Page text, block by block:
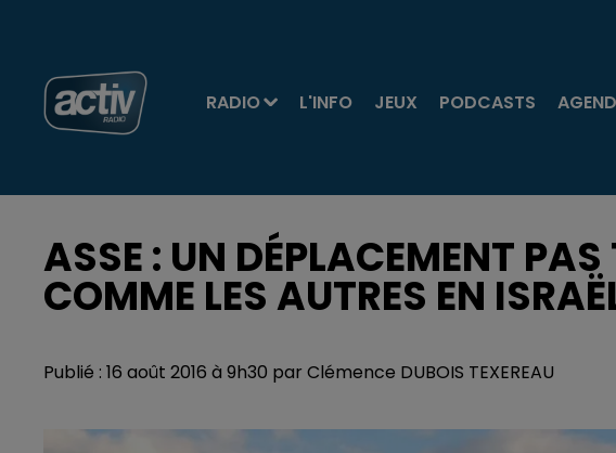
RADIO L'INFO JEUX PODCASTS
ASSE : UN DÉPLACEMENT
COMME LES AUTRES EN
Publié : 16 août 2016 à 9h30 par Clémence DUBOIS TEXEREAU